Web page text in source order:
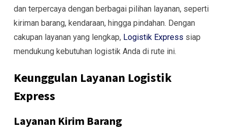
dan terpercaya dengan berbagai pilihan layanan, seperti
kiriman barang, kendaraan, hingga pindahan. Dengan
cakupan layanan yang lengkap, Logistik Express siap
mendukung kebutuhan logistik Anda di rute ini.
Keunggulan Layanan Logistik
Express
Layanan Kirim Barang